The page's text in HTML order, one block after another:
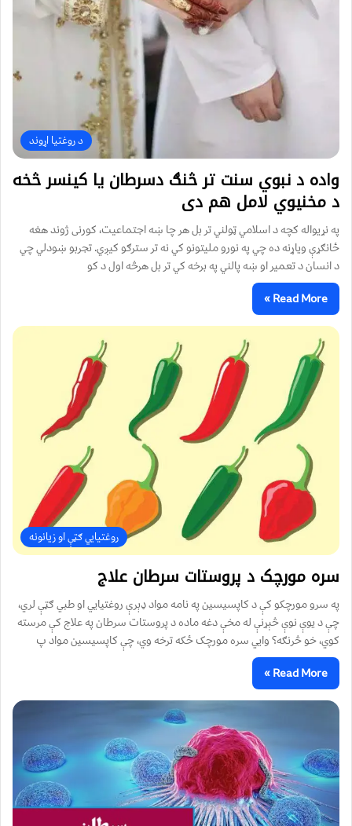
د روغتیا اړوند
واده د نبوي سنت تر څنګ دسرطان یا کینسر څخه
د مخنیوي لامل هم دی
په نړیواله کچه د اسلامي ټولني تر بل هر چا ښه اجتماعیت، کورنی ژوند هغه
ځانګړې ویاړنه ده چي په نورو ملیتونو کي نه تر سترګو کیږي. تجربو ښودلي چي
د انسان د تعمیر او ښه پالني په برخه کي تر بل هرڅه اول د کو
Read More »
روغتیايي ګټې او زیانونه
سره مورچک د پروستات سرطان علاج
په سرو مورچکو کې د کاپسیسین په نامه مواد ډېرې روغتیايي او طبي ګټې لري،
چې د یوې نوې څېړنې له مخې دغه ماده د پروستات سرطان په علاج کې مرسته
کوي، خو څرنګه؟ وايي سره مورچک ځکه ترخه وي، چې کاپسیسین مواد پ
Read More »